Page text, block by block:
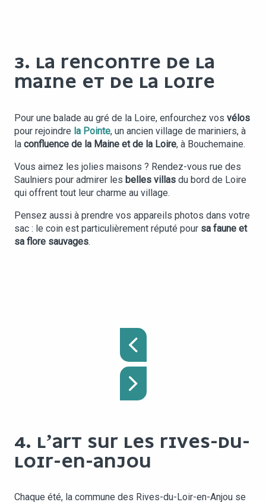
3. LA RENCONTRE DE LA
MAINE ET DE LA LOIRE
Pour une balade au gré de la Loire, enfourchez vos vélos
pour rejoindre la Pointe, un ancien village de mariniers, à
la confluence de la Maine et de la Loire, à Bouchemaine.
Vous aimez les jolies maisons ? Rendez-vous rue des
Saulniers pour admirer les belles villas du bord de Loire
qui offrent tout leur charme au village.
Pensez aussi à prendre vos appareils photos dans votre
sac : le coin est particulièrement réputé pour sa faune et
sa flore sauvages.
4. L’ART SUR LES RIVES-DU-
LOIR-EN-ANJOU
Chaque été, la commune des Rives-du-Loir-en-Anjou se